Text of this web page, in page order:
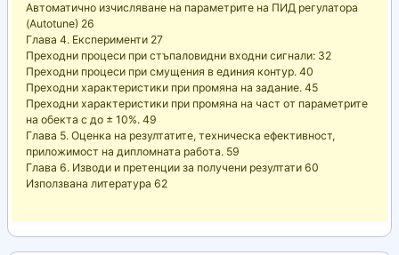
Автоматично изчисляване на параметрите на ПИД регулатора
(Autotune) 26
Глава 4. Експерименти 27
Преходни процеси при стъпаловидни входни сигнали: 32
Преходни процеси при смущения в единия контур. 40
Преходни характеристики при промяна на задание. 45
Преходни характеристики при промяна на част от параметрите
на обекта с до ± 10%. 49
Глава 5. Оценка на резултатите, техническа ефективност,
приложимост на дипломната работа. 59
Глава 6. Изводи и претенции за получени резултати 60
Използвана литература 62